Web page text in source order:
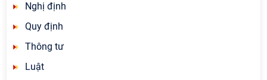
Nghị định
Quy định
Thông tư
Luật